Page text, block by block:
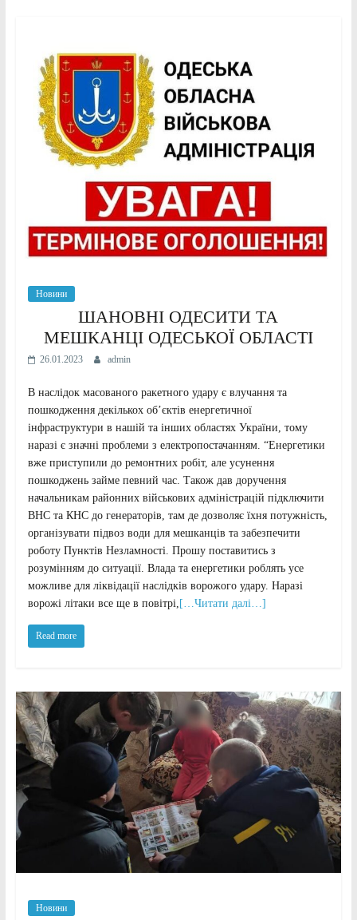
Новини
ШАНОВНІ ОДЕСИТИ ТА
МЕШКАНЦІ ОДЕСЬКОЇ ОБЛАСТІ
26.01.2023 admin
В наслідок масованого ракетного удару є влучання та
пошкодження декількох об’єктів енергетичної
інфраструктури в нашій та інших областях України, тому
наразі є значні проблеми з електропостачанням. “Енергетики
вже приступили до ремонтних робіт, але усунення
пошкоджень займе певний час. Також дав доручення
начальникам районних військових адміністрацій підключити
ВНС та КНС до генераторів, там де дозволяє їхня потужність,
організувати підвоз води для мешканців та забезпечити
роботу Пунктів Незламності. Прошу поставитись з
розумінням до ситуації. Влада та енергетики роблять усе
можливе для ліквідації наслідків ворожого удару. Наразі
ворожі літаки все ще в повітрі, […Читати далі…]
Read more
Новини